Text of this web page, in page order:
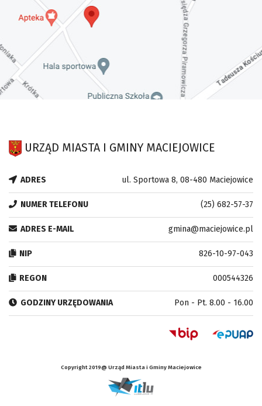
URZĄD MIASTA I GMINY MACIEJOWICE
ADRES ul. Sportowa 8, 08-480 Maciejowice
NUMER TELEFONU (25) 682-57-37
ADRES E-MAIL gmina@maciejowice.pl
NIP 826-10-97-043
REGON 000544326
GODZINY URZĘDOWANIA Pon - Pt. 8.00 - 16.00
Copyright 2019@ Urząd Miasta i Gminy Maciejowice